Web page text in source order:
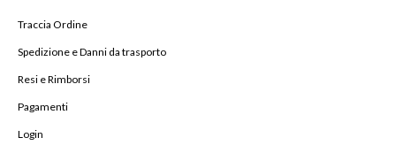
Traccia Ordine
Spedizione e Danni da trasporto
Resi e Rimborsi
Pagamenti
Login